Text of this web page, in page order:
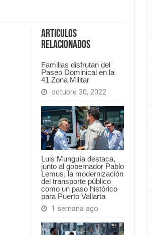
Articulos
Relacionados
Familias disfrutan del
Paseo Dominical en la
41 Zona Militar
octubre 30, 2022
Luis Munguía destaca,
junto al gobernador Pablo
Lemus, la modernización
del transporte público
como un paso histórico
para Puerto Vallarta
1 semana ago